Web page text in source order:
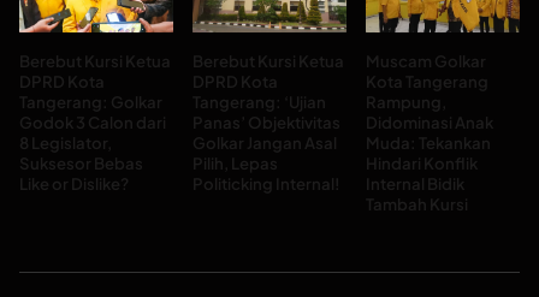
Berebut Kursi Ketua
DPRD Kota
Tangerang: Golkar
Godok 3 Calon dari
8 Legislator,
Suksesor Bebas
Like or Dislike?
Berebut Kursi Ketua
DPRD Kota
Tangerang: ‘Ujian
Panas’ Objektivitas
Golkar Jangan Asal
Pilih, Lepas
Politicking Internal!
Muscam Golkar
Kota Tangerang
Rampung,
Didominasi Anak
Muda: Tekankan
Hindari Konflik
Internal Bidik
Tambah Kursi